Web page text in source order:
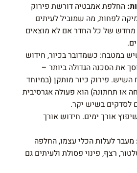
החלפת אמבטיה דורשת פירוק
לפחות, מה שמוביל לעיתים
מחדש של כל החדר אם לא מוצאים
במטבח:כשמדובר בכיור, חידוש
ך את הסכנה הגדולה ביותר –
פירוק כיור מותקן (במיוחד
או תחתונה) הוא פעולה אגרסיבית
לסדקים בשיש יקר.
אורך ימים. חידוש אורך
מעבר לעלות הכלי עצמו, החלפה
רצף, פינוי פסולת ולעיתים גם